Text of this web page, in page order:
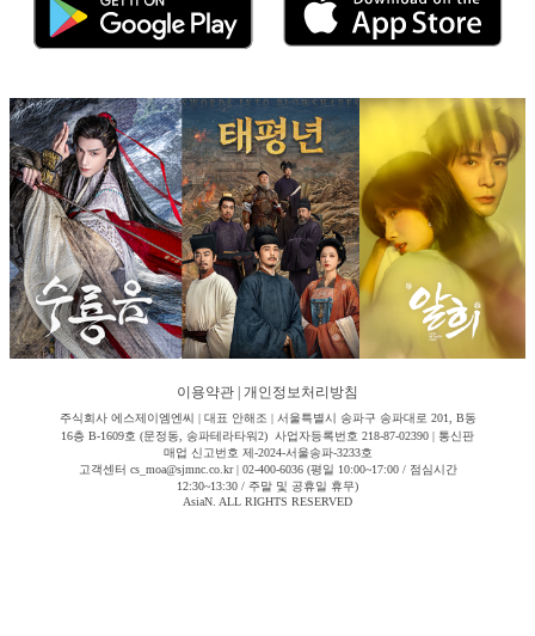
이용약관 개인정보처리방침
주식회사 에스제이엠엔씨 | 대표 안해조 | 서울특별시 송파구 송파대로 201, B동
16층 B-1609호 (문정동, 송파테라타워2) 사업자등록번호 218-87-02390 | 통신판
매업 신고번호 제-2024-서울송파-3233호
고객센터 cs_moa@sjmnc.co.kr | 02-400-6036 (평일 10:00~17:00 / 점심시간
12:30~13:30 / 주말 및 공휴일 휴무)
AsiaN. ALL RIGHTS RESERVED